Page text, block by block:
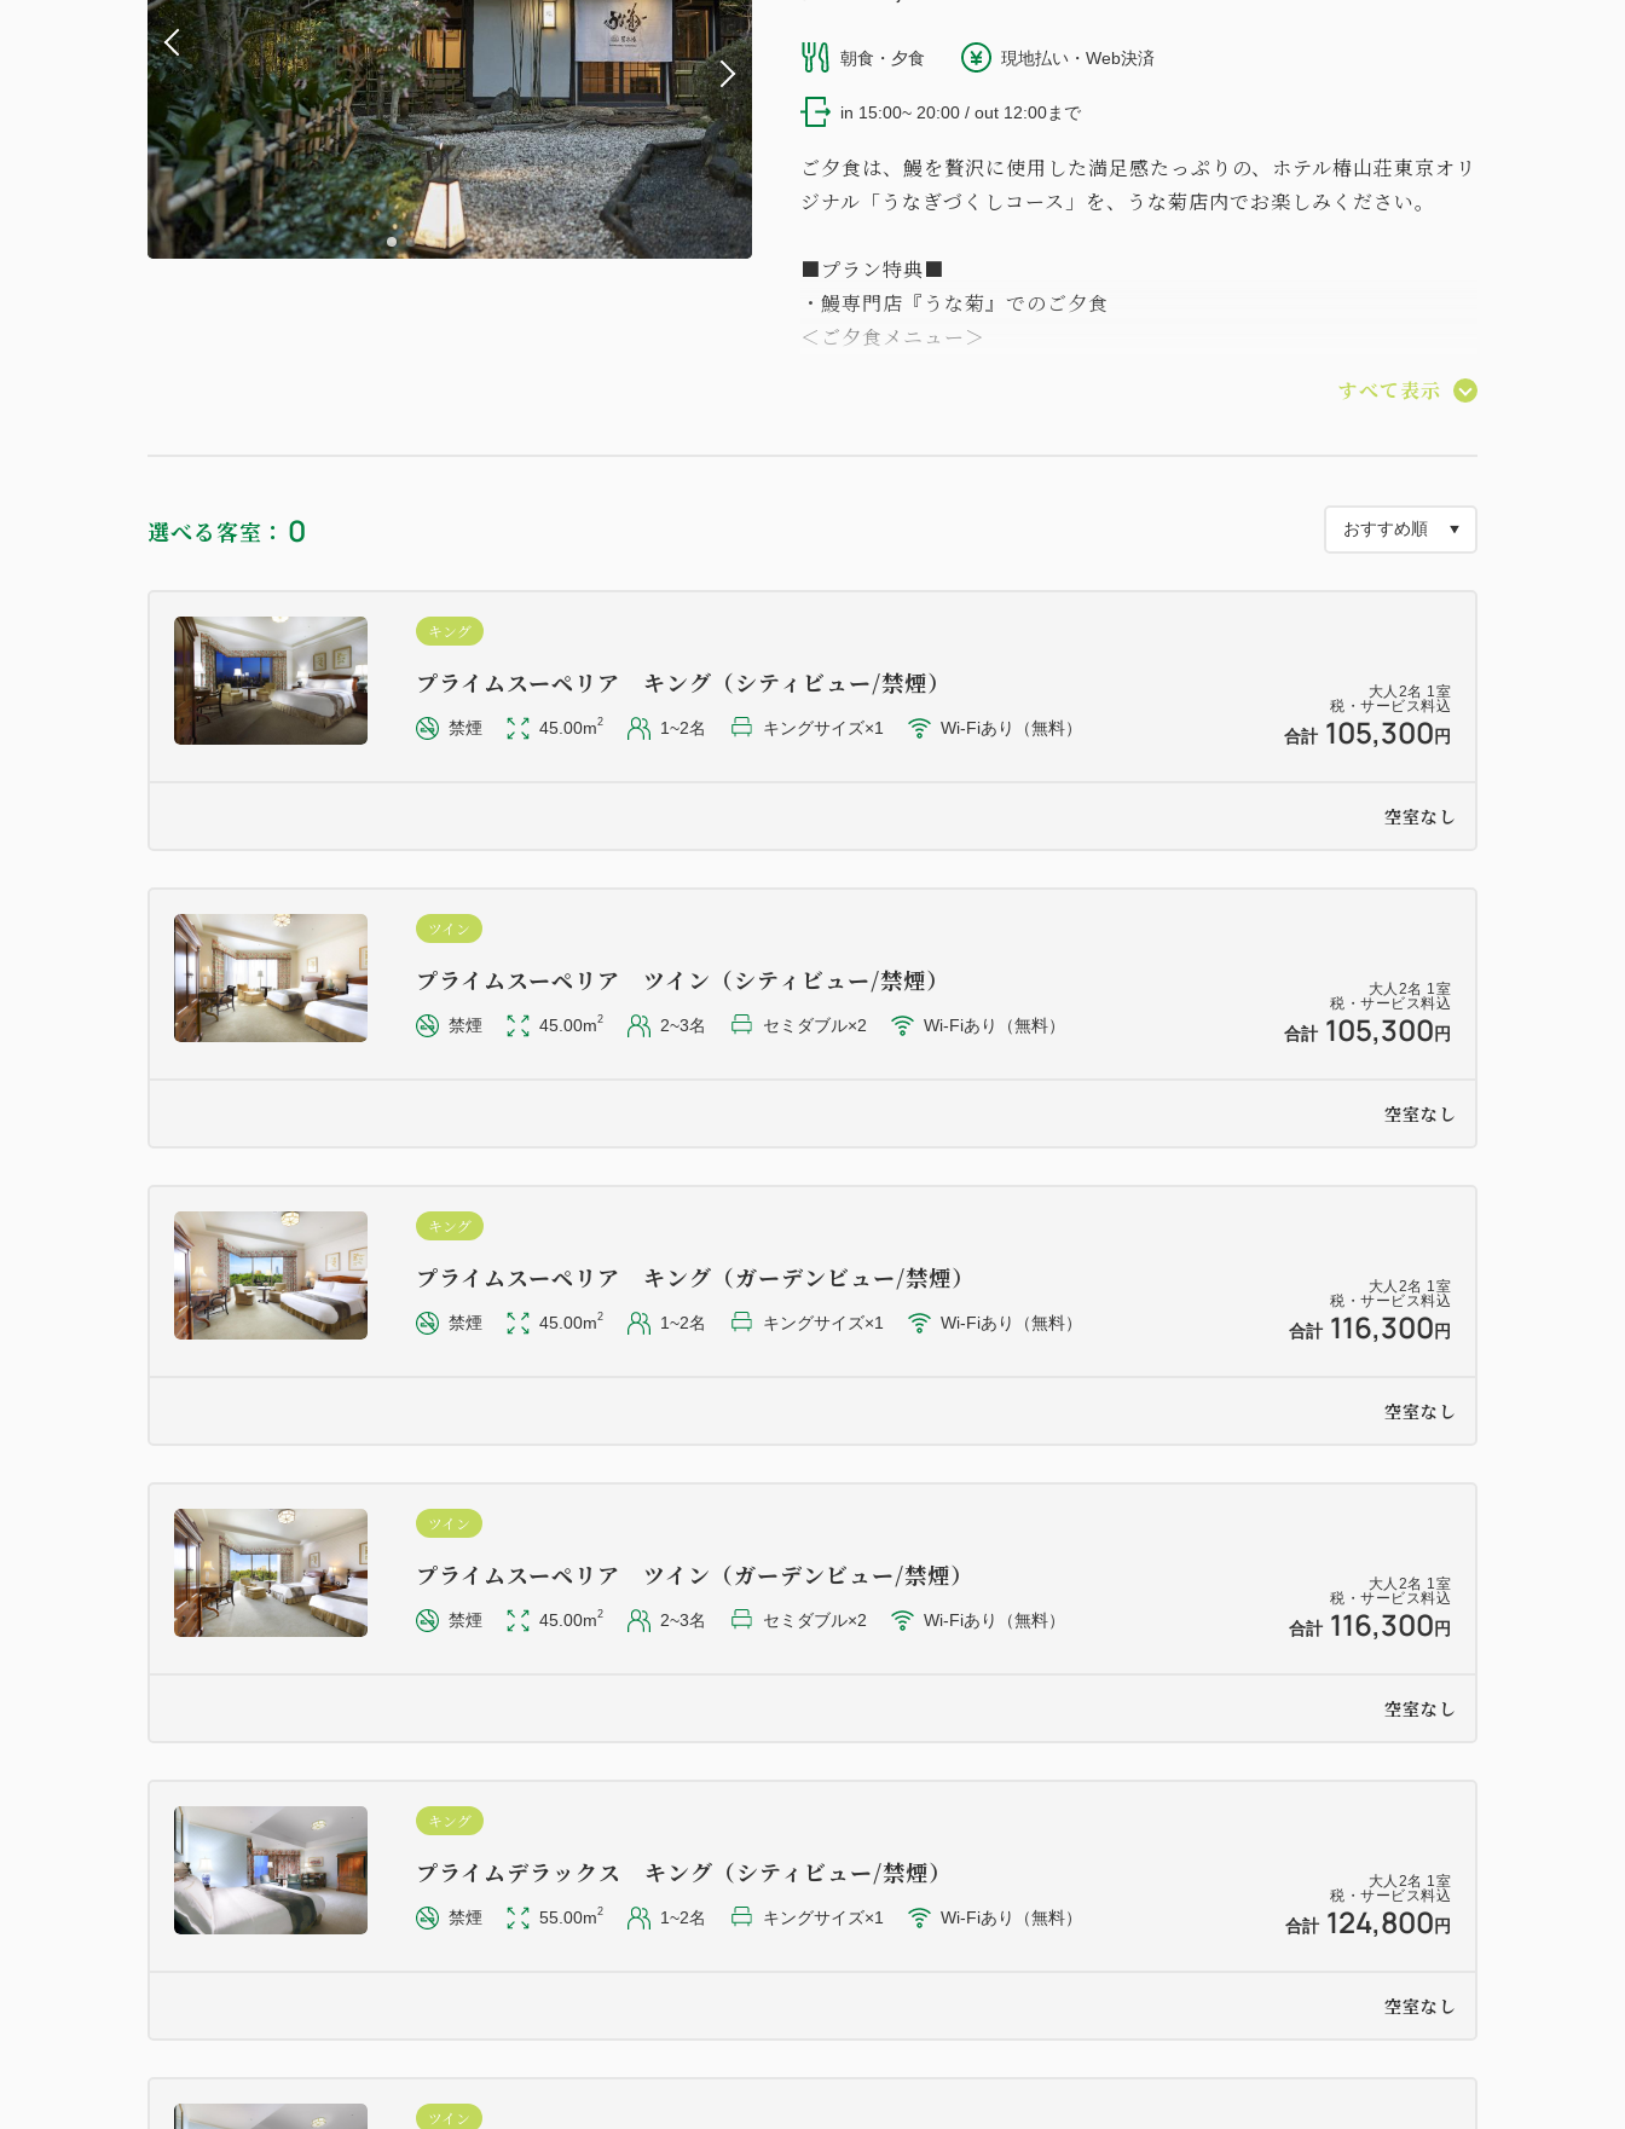
朝食・夕食 現地払い・Web決済
in 15:00~ 20:00 / out 12:00まで
ご夕食は、鰻を贅沢に使用した満足感たっぷりの、ホテル椿山荘東京オリ
ジナル「うなぎづくしコース」を、うな菊店内でお楽しみください。
■プラン特典■
・鰻専門店『うな菊』でのご夕食
＜ご夕食メニュー＞
※仕入れ状況により、内容が変わる場合がございます。予めご了承くださ
※お飲み物はプランには含みません。
◆洋朝食
本日のジュースと、お好みのスタイルでお召し上がりいただける卵料
ホテル2階「みゆき」 7：00－10：00
※小学生以下のお子様でご希望のお客様には、エキストラベッド
（12,650円）もしくはベビーベッド（無料）を1室1台までご用意いたし
※無料のお子様の朝食・スパ利用料等は、別途有料となります。
■ご注意■
※2026年9月7日（月）-9月11日（金）はメンテナンスの為プール・ジェ
ットバス・屋外ジェットバス・プール施設内サウナがご利用いただけま
温泉・フィットネスジム・スパラウンジ・トリートメントにつきましては
すべて表示
選べる客室： 0
大人 2名 1室
税・サービス料込
合計 105,300 円
キング
プライムスーペリア キング（シティビュー/禁煙）
禁煙 45.00m2 1~2名 キングサイズ×1 Wi-Fiあり（無料）
空室なし
大人 2名 1室
税・サービス料込
合計 105,300 円
ツイン
プライムスーペリア ツイン（シティビュー/禁煙）
禁煙 45.00m2 2~3名 セミダブル×2 Wi-Fiあり（無料）
空室なし
大人 2名 1室
税・サービス料込
合計 116,300 円
キング
プライムスーペリア キング（ガーデンビュー/禁煙）
禁煙 45.00m2 1~2名 キングサイズ×1 Wi-Fiあり（無料）
空室なし
大人 2名 1室
税・サービス料込
合計 116,300 円
ツイン
プライムスーペリア ツイン（ガーデンビュー/禁煙）
禁煙 45.00m2 2~3名 セミダブル×2 Wi-Fiあり（無料）
空室なし
大人 2名 1室
税・サービス料込
合計 124,800 円
キング
プライムデラックス キング（シティビュー/禁煙）
禁煙 55.00m2 1~2名 キングサイズ×1 Wi-Fiあり（無料）
空室なし
ツイン